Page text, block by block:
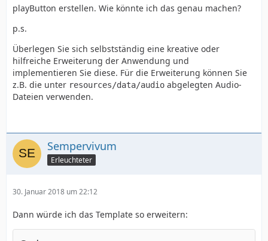
playButton erstellen. Wie könnte ich das genau machen?
p.s.
Überlegen Sie sich selbstständig eine kreative oder
hilfreiche Erweiterung der Anwendung und
implementieren Sie diese. Für die Erweiterung können Sie
z.B. die unter resources/data/audio abgelegten Audio-
Dateien verwenden.
Sempervivum
Erleuchteter
30. Januar 2018 um 22:12
Dann würde ich das Template so erweitern: